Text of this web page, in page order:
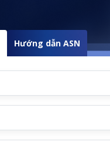
Hướng dẫn ASN